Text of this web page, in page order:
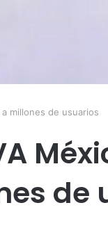
millones de usuarios
de